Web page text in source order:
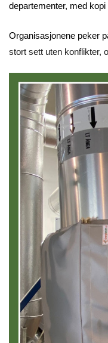
departementer, med
Organisasjonene peker
stort sett uten konflikter,